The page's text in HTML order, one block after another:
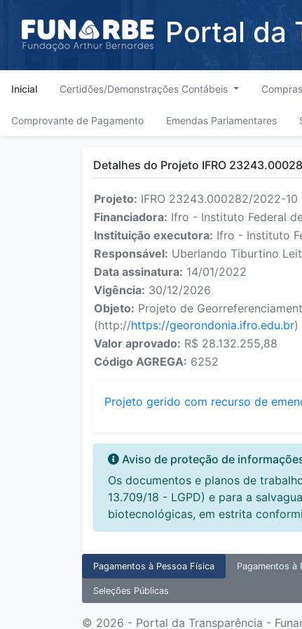
Portal da
Inicial Certidões/Demonstrações Contábeis
Comprovante de Pagamento Emendas Parlamentares
Detalhes do Projeto IFRO
Projeto: IFRO 23243.000282/2022-
Financiadora: Ifro - Instituto Federal
Instituição executora: Ifro - Instituto
Responsável: Uberlando Tiburtino
Data assinatura: 14/01/2022
Vigência: 30/12/2026
Objeto: Projeto de
(http://https://georondonia.ifro.edu.br)
Valor aprovado: R$ 28.132.255,88
Código AGREGA: 6252
Projeto gerido com recurso de
Aviso de proteção de
Os documentos e planos de
13.709/18 - LGPD) e para a
biotecnológicas, em estrita
Pagamentos à Pessoa Física Pagamentos à
Seleções Públicas
© 2026 - Portal da Transparência -